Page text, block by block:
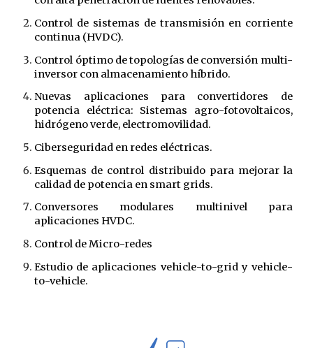
Control de sistemas de transmisión en corriente
continua (HVDC).
Control óptimo de topologías de conversión multi-
inversor con almacenamiento híbrido.
Nuevas aplicaciones para convertidores de
potencia eléctrica: Sistemas agro-fotovoltaicos,
hidrógeno verde, electromovilidad.
Ciberseguridad en redes eléctricas.
Esquemas de control distribuido para mejorar la
calidad de potencia en smart grids.
Conversores modulares multinivel para
aplicaciones HVDC.
Control de Micro-redes
Estudio de aplicaciones vehicle-to-grid y vehicle-
to-vehicle.